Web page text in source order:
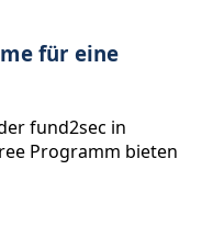
für eine
fund2sec in
Programm bieten